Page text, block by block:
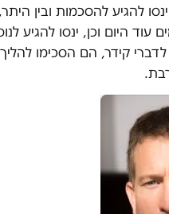
להגיע להסכמות ובין
עוד היום וכן, ינסו להגיע
קידר, הם הסכימו להליך